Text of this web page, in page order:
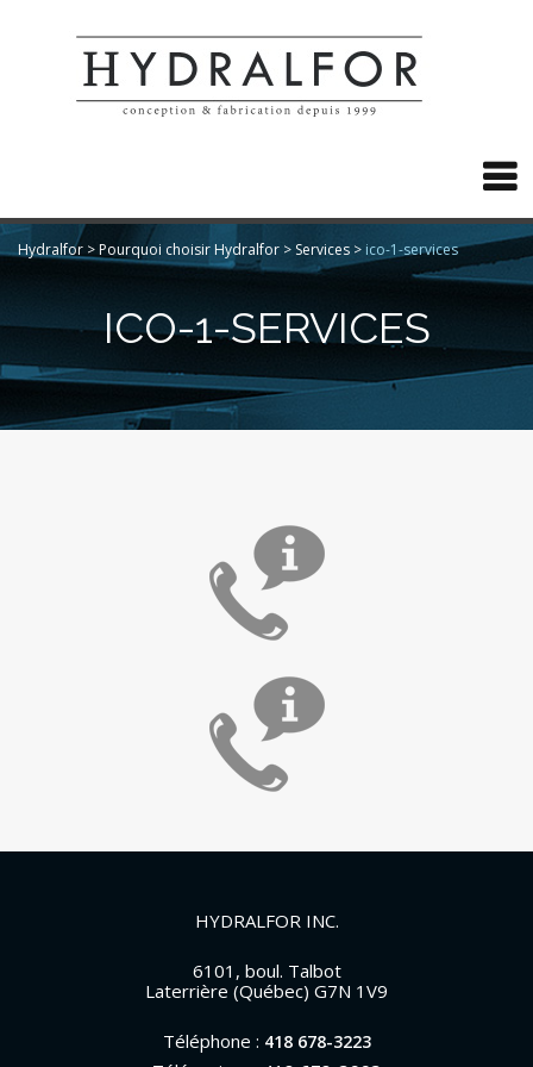

Hydralfor >Pourquoi choisir Hydralfor > Services > ico-1-services
ICO-1-SERVICES
HYDRALFOR INC.
6101, boul. Talbot
Laterrière (Québec) G7N 1V9
Téléphone : 418 678-3223